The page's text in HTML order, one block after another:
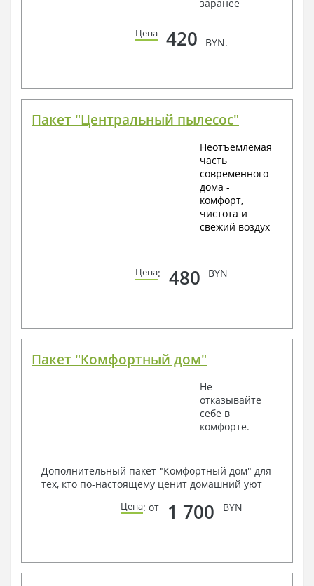
заранее
Цена 420 BYN.
Пакет "Центральный пылесос"
Неотъемлемая
часть
современного
дома -
комфорт,
чистота и
свежий воздух
Цена: 480 BYN
Пакет "Комфортный дом"
Не
отказывайте
себе в
комфорте.
Дополнительный пакет "Комфортный дом" для
тех, кто по-настоящему ценит домашний уют
Цена: от 1 700 BYN